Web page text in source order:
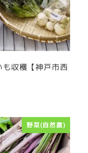
収穫【神戸市西
野菜(自然農)